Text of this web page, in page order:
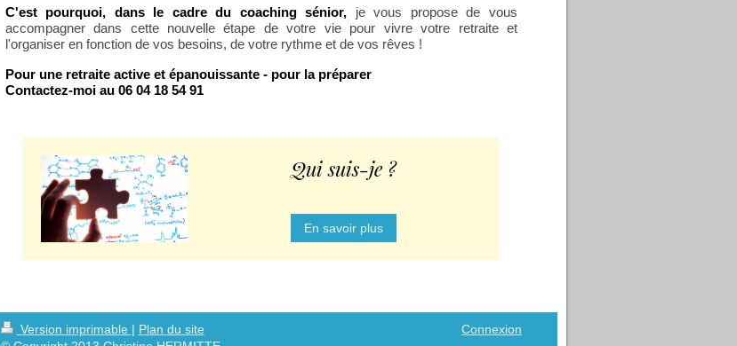
C'est pourquoi, dans le cadre du coaching sénior, je vous propose de vous
accompagner dans cette nouvelle étape de votre vie pour vivre votre retraite et
l'organiser en fonction de vos besoins, de votre rythme et de vos rêves !
Pour une retraite active et épanouissante - pour la préparer
Contactez-moi au 06 04 18 54 91
Qui suis-je ?
En savoir plus
Version imprimable | Plan du site
Connexion